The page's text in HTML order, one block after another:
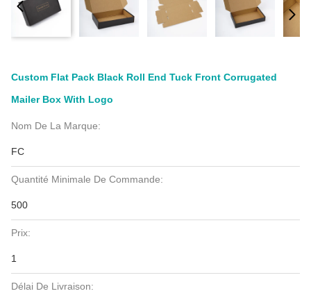
Custom Flat Pack Black Roll End Tuck Front Corrugated
Mailer Box With Logo
Nom De La Marque:
FC
Quantité Minimale De Commande:
500
Prix:
1
Délai De Livraison: